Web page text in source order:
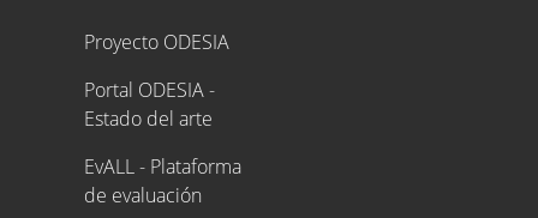
Proyecto ODESIA
Proyecto ODESIA
Portal ODESIA -
Estado del arte
EvALL - Plataforma
de evaluación